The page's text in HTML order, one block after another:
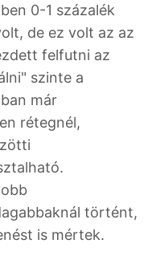
0-1 százalék
de ez volt az az
felfutni az
szinte a
már
rétegnél,
történt,
is mértek.